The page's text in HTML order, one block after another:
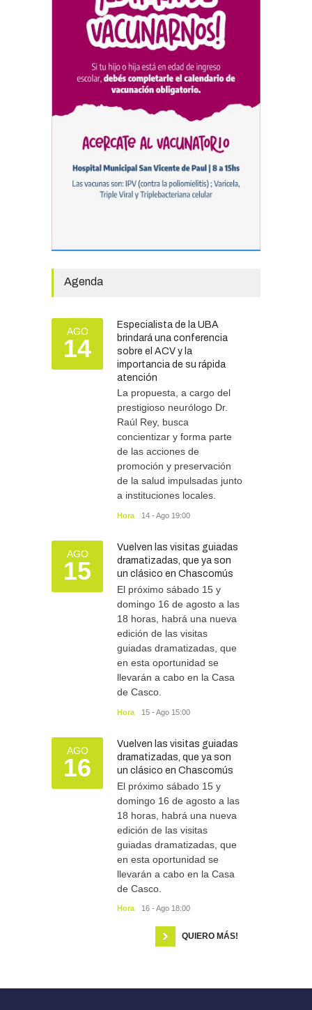
DEPORTES 04/08/2026
dejaron una mejora en la
ocupación turística, aunque
el sector mantiene la
preocupación por la crisis
Chascomús incorporó una
prevención ante eventos
calefacción para el reinicio
de las clases tras una obra
de emergencia financiada
por la Municipalidad
EDUCACIÓN
Agenda
AGO
14
Especialista de la UBA
brindará una conferencia
sobre el ACV y la
importancia de su rápida
atención
La propuesta, a cargo del
prestigioso neurólogo Dr.
Raúl Rey, busca
concientizar y forma parte
de las acciones de
promoción y preservación
de la salud impulsadas junto
a instituciones locales.
Hora 14 - Ago 19:00
AGO
15
Vuelven las visitas guiadas
dramatizadas, que ya son
un clásico en Chascomús
El próximo sábado 15 y
domingo 16 de agosto a las
18 horas, habrá una nueva
edición de las visitas
guiadas dramatizadas, que
en esta oportunidad se
llevarán a cabo en la Casa
de Casco.
Hora 15 - Ago 15:00
AGO
16
Vuelven las visitas guiadas
dramatizadas, que ya son
un clásico en Chascomús
El próximo sábado 15 y
domingo 16 de agosto a las
18 horas, habrá una nueva
edición de las visitas
guiadas dramatizadas, que
en esta oportunidad se
llevarán a cabo en la Casa
de Casco.
Hora 16 - Ago 18:00
QUIERO MÁS!